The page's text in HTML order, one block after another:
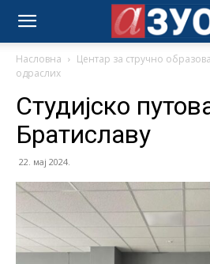
Насловна
Центар за стручно
одраслих
Студијско
Братиславу
22. мај 2024.